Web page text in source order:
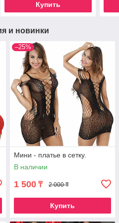
Купить
и новинки
–25%
Мини - платье в сетку.
В наличии
1 500 ₸ 2 000 ₸
Купить